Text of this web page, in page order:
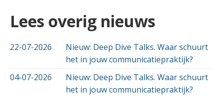
Lees overig nieuws
22-07-2026
Nieuw: Deep Dive Talks. Waar schuurt
het in jouw communicatiepraktijk?
04-07-2026
Nieuw: Deep Dive Talks. Waar schuurt
het in jouw communicatiepraktijk?